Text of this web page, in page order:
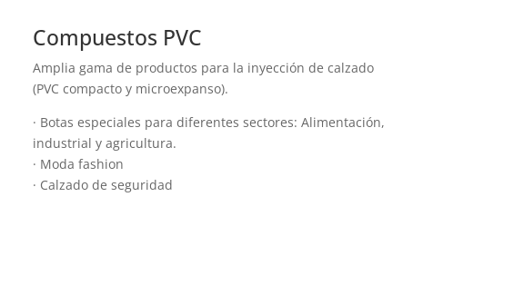
Compuestos PVC
Amplia gama de productos para la inyección de calzado
(PVC compacto y microexpanso).
· Botas especiales para diferentes sectores: Alimentación,
industrial y agricultura.
· Moda fashion
· Calzado de seguridad